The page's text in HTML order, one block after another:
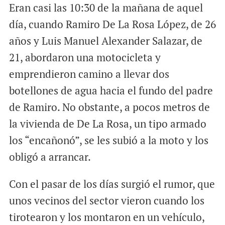
Eran casi las 10:30 de la mañana de aquel
día, cuando Ramiro De La Rosa López, de 26
años y Luis Manuel Alexander Salazar, de
21, abordaron una motocicleta y
emprendieron camino a llevar dos
botellones de agua hacia el fundo del padre
de Ramiro. No obstante, a pocos metros de
la vivienda de De La Rosa, un tipo armado
los “encañonó”, se les subió a la moto y los
obligó a arrancar.
Con el pasar de los días surgió el rumor, que
unos vecinos del sector vieron cuando los
tirotearon y los montaron en un vehículo,